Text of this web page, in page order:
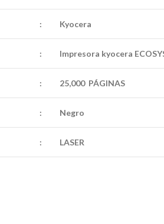
: Kyocera
: Impresora kyocera
: 25,000 PÁGINAS
: Negro
: LASER